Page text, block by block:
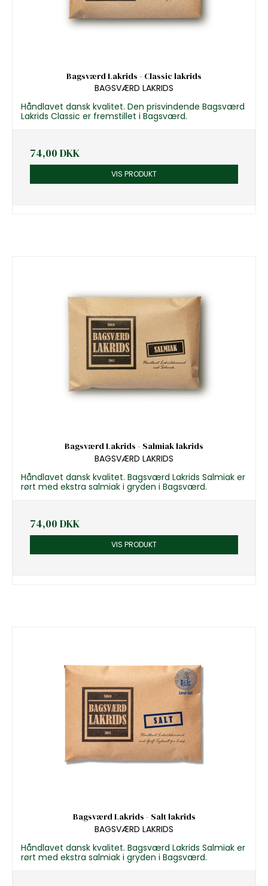
Bagsværd Lakrids - Classic lakrids
BAGSVÆRD LAKRIDS
Håndlavet dansk kvalitet. Den prisvindende Bagsværd
Lakrids Classic er fremstillet i Bagsværd.
74,00 DKK
VIS PRODUKT
Bagsværd Lakrids - Salmiak lakrids
BAGSVÆRD LAKRIDS
Håndlavet dansk kvalitet. Bagsværd Lakrids Salmiak er
rørt med ekstra salmiak i gryden i Bagsværd.
74,00 DKK
VIS PRODUKT
Bagsværd Lakrids - Salt lakrids
BAGSVÆRD LAKRIDS
Håndlavet dansk kvalitet. Bagsværd Lakrids Salmiak er
rørt med ekstra salmiak i gryden i Bagsværd.